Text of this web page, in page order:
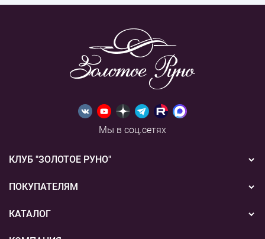
Мы в соц.сетях
КЛУБ "ЗОЛОТОЕ РУНО"
Новости
Акции
ПОКУПАТЕЛЯМ
Бонусная система
Подарочные сертификаты
КАТАЛОГ